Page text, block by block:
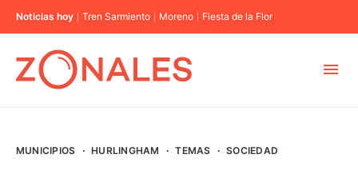
Noticias hoy Tren Sarmiento Moreno Fiesta de la Flor
MUNICIPIOS · HURLINGHAM · TEMAS · SOCIEDAD